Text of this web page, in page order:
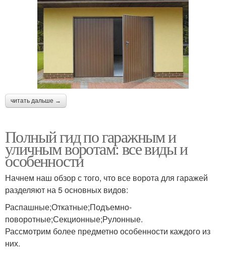
читать дальше →
Полный гид по гаражным и
уличным воротам: все виды и
особенности
Начнем наш обзор с того, что все ворота для гаражей
разделяют на 5 основных видов:
Распашные;Откатные;Подъемно-
поворотные;Секционные;Рулонные.
Рассмотрим более предметно особенности каждого из
них.